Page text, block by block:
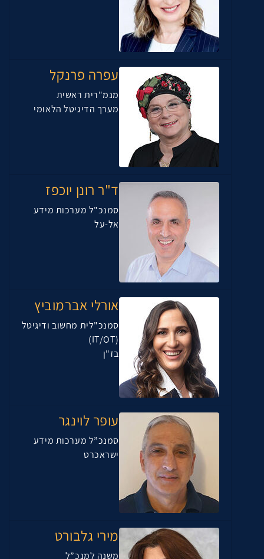
עפרה פרנקל
מנמ"רית ראשית
מערך הדיגיטל הלאומי
ד"ר רונן יוכפז
סמנכ"ל מערכות מידע
אל-על
אורלי אברמוביץ
סמנכ"לית מחשוב ודיגיטל
(IT/OT)
בז"ן
עופר לוינגר
סמנכ”ל מערכות מידע
ישראכרט
מירי גלבורט
משנה למנכ”ל